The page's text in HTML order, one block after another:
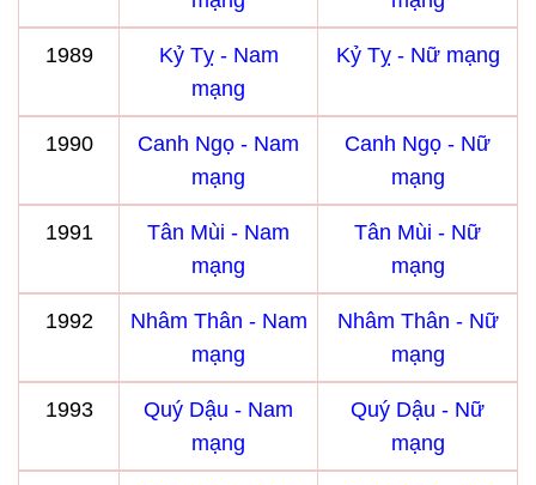
1989
Kỷ Tỵ - Nam
mạng
Kỷ Tỵ - Nữ mạng
1990
Canh Ngọ - Nam
mạng
Canh Ngọ - Nữ
mạng
1991
Tân Mùi - Nam
mạng
Tân Mùi - Nữ
mạng
1992
Nhâm Thân - Nam
mạng
Nhâm Thân - Nữ
mạng
1993
Quý Dậu - Nam
mạng
Quý Dậu - Nữ
mạng